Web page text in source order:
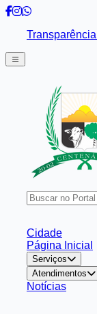
Transparência
Cidade
Página Inicial
Serviços
Atendimentos
Notícias